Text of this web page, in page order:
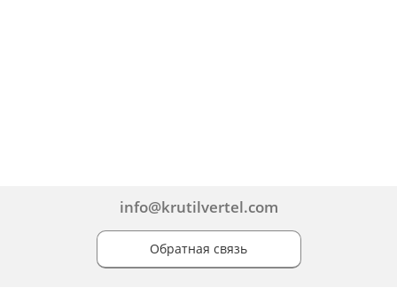
info@krutilvertel.com
Обратная связь